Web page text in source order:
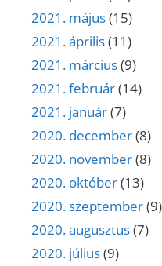
2021. május(15)
2021. április(11)
2021. március(9)
2021. február(14)
2021. január(7)
2020. december(8)
2020. november(8)
2020. október(13)
2020. szeptember(9)
2020. augusztus(7)
2020. július(9)